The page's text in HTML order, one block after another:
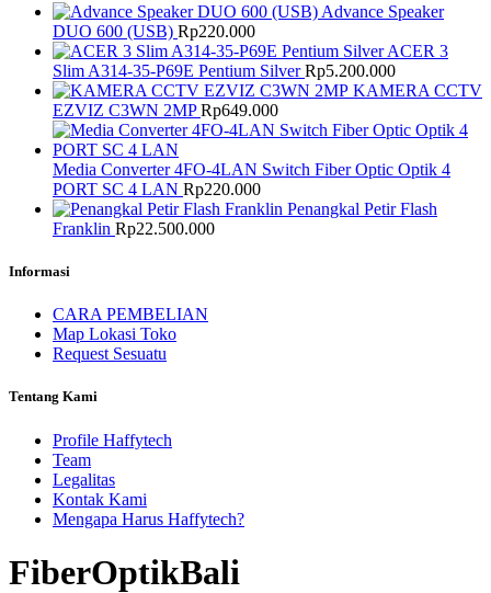
Advance Speaker
DUO 600 (USB) Rp220.000
ACER 3
Slim A314-35-P69E Pentium Silver Rp5.200.000
KAMERA CCTV
EZVIZ C3WN 2MP Rp649.000
Media Converter 4FO-4LAN Switch Fiber Optic Optik 4
PORT SC 4 LAN Rp220.000
Penangkal Petir Flash
Franklin Rp22.500.000
Informasi
CARA PEMBELIAN
Map Lokasi Toko
Request Sesuatu
Tentang Kami
Profile Haffytech
Team
Legalitas
Kontak Kami
Mengapa Harus Haffytech?
FiberOptikBali